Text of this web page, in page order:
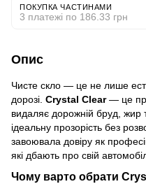
ПОКУПКА ЧАСТИНАМИ
3 платежі по 186.33 грн
Опис
Чисте скло — це не лише
дорозі. Crystal Clear— це
видаляє дорожній бруд, жир
ідеальну прозорість без
завоювала довіру як
які дбають про свій
Чому варто обрати